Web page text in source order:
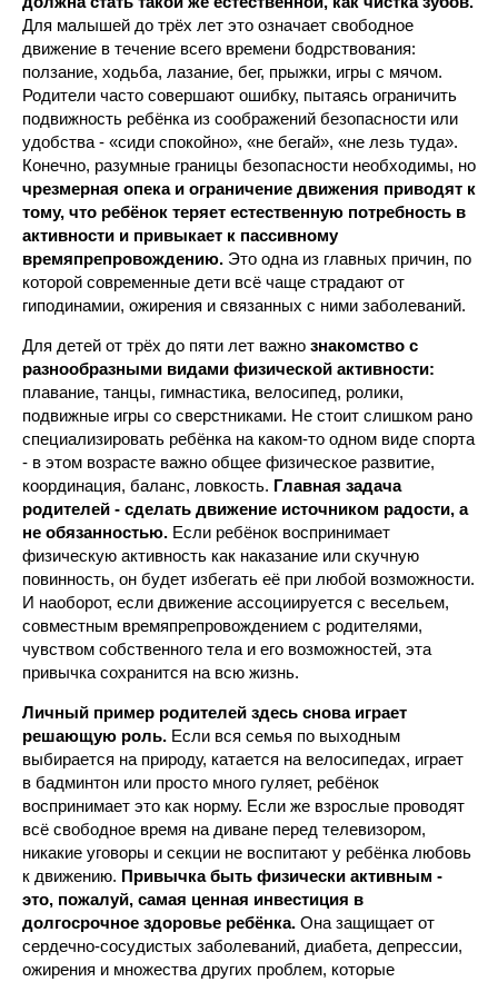
Для малышей до трёх лет это означает свободное
движение в течение всего времени бодрствования:
ползание, ходьба, лазание, бег, прыжки, игры с мячом.
Родители часто совершают ошибку, пытаясь ограничить
подвижность ребёнка из соображений безопасности или
удобства - «сиди спокойно», «не бегай», «не лезь туда».
Конечно, разумные границы безопасности необходимы, но
чрезмерная опека и ограничение движения приводят к
тому, что ребёнок теряет естественную потребность в
активности и привыкает к пассивному
времяпрепровождению. Это одна из главных причин, по
которой современные дети всё чаще страдают от
гиподинамии, ожирения и связанных с ними заболеваний.
Для детей от трёх до пяти лет важно знакомство с
разнообразными видами физической активности:
плавание, танцы, гимнастика, велосипед, ролики,
подвижные игры со сверстниками. Не стоит слишком рано
специализировать ребёнка на каком-то одном виде спорта
- в этом возрасте важно общее физическое развитие,
координация, баланс, ловкость. Главная задача
родителей - сделать движение источником радости, а
не обязанностью. Если ребёнок воспринимает
физическую активность как наказание или скучную
повинность, он будет избегать её при любой возможности.
И наоборот, если движение ассоциируется с весельем,
совместным времяпрепровождением с родителями,
чувством собственного тела и его возможностей, эта
привычка сохранится на всю жизнь.
Личный пример родителей здесь снова играет
решающую роль. Если вся семья по выходным
выбирается на природу, катается на велосипедах, играет
в бадминтон или просто много гуляет, ребёнок
воспринимает это как норму. Если же взрослые проводят
всё свободное время на диване перед телевизором,
никакие уговоры и секции не воспитают у ребёнка любовь
к движению. Привычка быть физически активным -
это, пожалуй, самая ценная инвестиция в
долгосрочное здоровье ребёнка. Она защищает от
сердечно-сосудистых заболеваний, диабета, депрессии,
ожирения и множества других проблем, которые